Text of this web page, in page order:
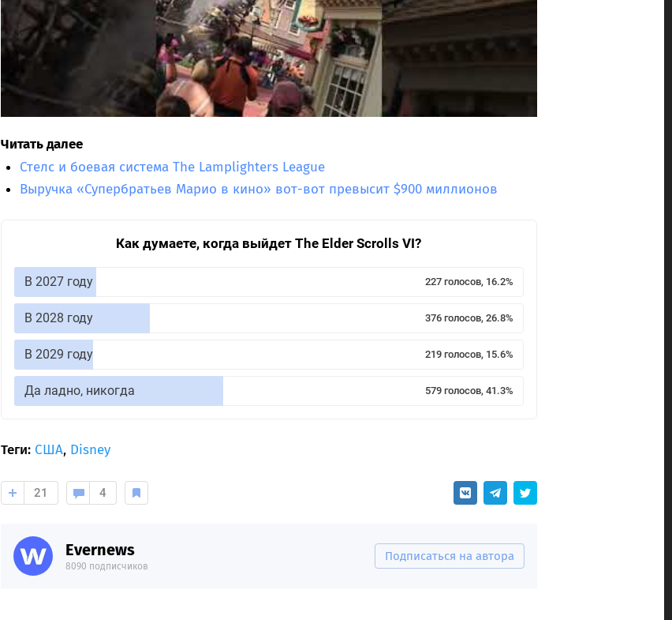
Читать далее
Стелс и боевая система The Lamplighters League
Выручка «Супербратьев Марио в кино» вот-вот превысит $900 миллионов
Как думаете, когда выйдет The Elder Scrolls VI?
В 2027 году 227 голосов, 16.2%
В 2028 году 376 голосов, 26.8%
В 2029 году 219 голосов, 15.6%
Да ладно, никогда 579 голосов, 41.3%
Теги: США, Disney
21 4
Evernews
8090 подписчиков
Подписаться на автора